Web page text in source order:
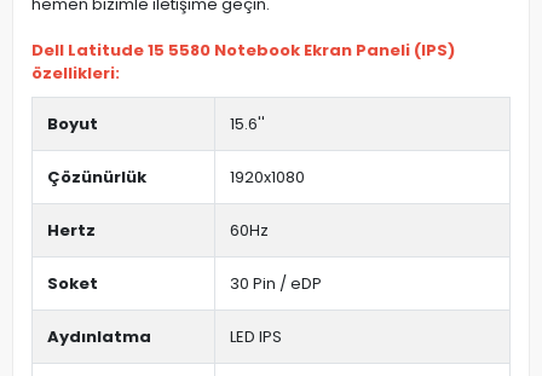
Dell Latitude 15 5580 Notebook Ekran Paneli (IPS)
özellikleri:
Boyut 15.6''
Çözünürlük 1920x1080
Hertz 60Hz
Soket 30 Pin / eDP
Aydınlatma LED IPS